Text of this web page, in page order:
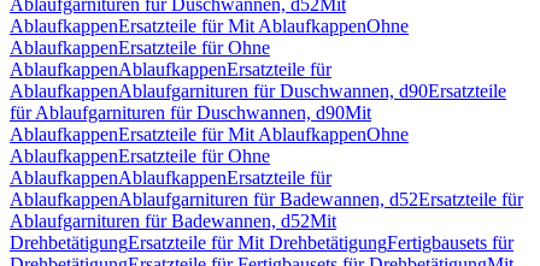
Ablaufgarnituren für Duschwannen, d52Mit
AblaufkappenErsatzteile für Mit AblaufkappenOhne
AblaufkappenErsatzteile für Ohne
AblaufkappenAblaufkappenErsatzteile für
AblaufkappenAblaufgarnituren für Duschwannen, d90Ersatzteile
für Ablaufgarnituren für Duschwannen, d90Mit
AblaufkappenErsatzteile für Mit AblaufkappenOhne
AblaufkappenErsatzteile für Ohne
AblaufkappenAblaufkappenErsatzteile für
AblaufkappenAblaufgarnituren für Badewannen, d52Ersatzteile für
Ablaufgarnituren für Badewannen, d52Mit
DrehbetätigungErsatzteile für Mit DrehbetätigungFertigbausets für